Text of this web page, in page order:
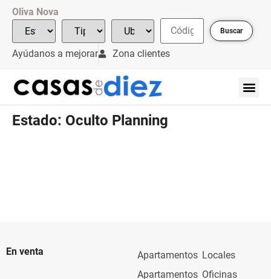
Oliva Nova
Buscar
Ayúdanos a mejorar Zona clientes
Estado: Oculto Planning
En venta
Apartamentos
Apartamentos
Locales
Oficinas